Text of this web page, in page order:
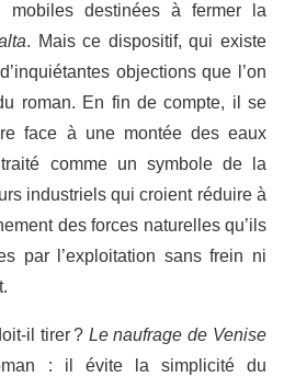
mobiles destinées à fermer la
. Mais ce dispositif, qui existe
objections que l’on
roman. En fin de compte, il se
face à une montée des eaux
comme un symbole de la
industriels qui croient réduire à
des forces naturelles qu’ils
par l’exploitation sans frein ni
il tirer ? Le naufrage de Venise
: il évite la simplicité du